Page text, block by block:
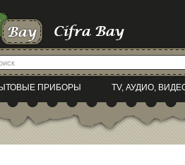
ПРИБОРЫ TV, АУДИО,